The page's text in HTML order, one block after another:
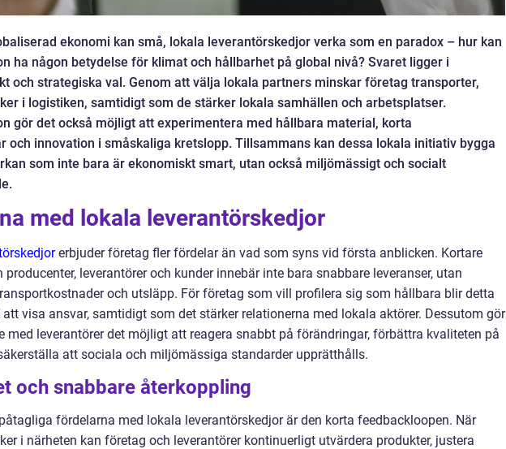
ekonomi kan små, lokala leverantörskedjor verka som en paradox – hur kan
ha någon betydelse för klimat och hållbarhet på global nivå? Svaret ligger i
och strategiska val. Genom att välja lokala partners minskar företag transporter,
i logistiken, samtidigt som de stärker lokala samhällen och arbetsplatser.
gör det också möjligt att experimentera med hållbara material, korta
och innovation i småskaliga kretslopp. Tillsammans kan dessa lokala initiativ bygga
som inte bara är ekonomiskt smart, utan också miljömässigt och socialt
med lokala leverantörskedjor
erbjuder företag fler fördelar än vad som syns vid första anblicken. Kortare
leverantörer och kunder innebär inte bara snabbare leveranser, utan
och utsläpp. För företag som vill profilera sig som hållbara blir detta
visa ansvar, samtidigt som det stärker relationerna med lokala aktörer. Dessutom gör
med leverantörer det möjligt att reagera snabbt på förändringar, förbättra kvaliteten på
att sociala och miljömässiga standarder upprätthålls.
och snabbare återkoppling
fördelarna med lokala leverantörskedjor är den korta feedbackloopen. När
i närheten kan företag och leverantörer kontinuerligt utvärdera produkter, justera